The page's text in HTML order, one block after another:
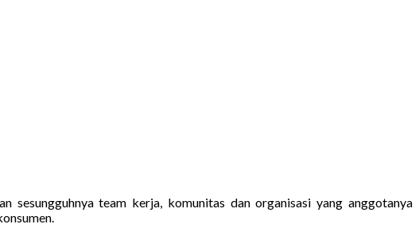
sesungguhnya team kerja, komunitas dan organisasi yang anggotanya